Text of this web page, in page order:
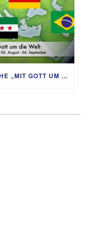
PREDIGTREIHE „MIT GOTT UM DIE WELT“ 02.08. – 06.09.